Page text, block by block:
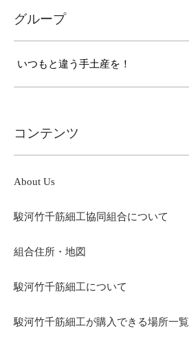
グループ
いつもと違う手土産を！
コンテンツ
About Us
駿河竹千筋細工協同組合について
組合住所・地図
駿河竹千筋細工について
駿河竹千筋細工が購入できる場所一覧